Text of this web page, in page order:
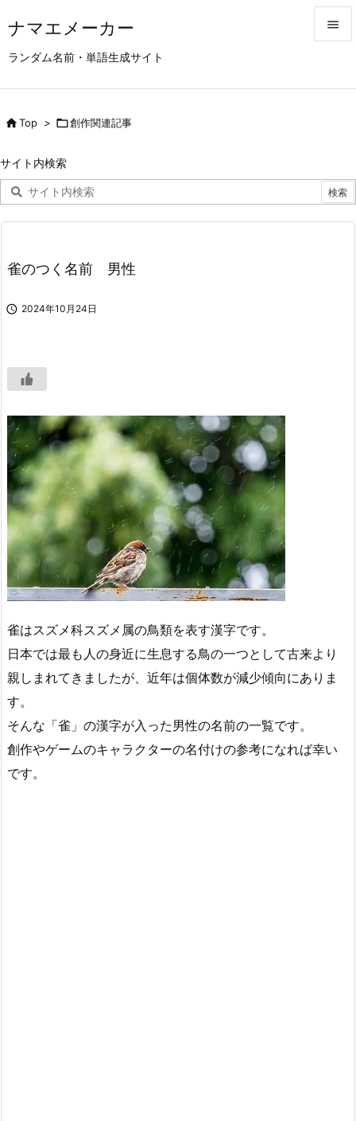
ナマエメーカー
ランダム名前・単語生成サイト


次へ

Top > 創作関連記事
サイト内検索
雀のつく名前 男性
 2024年10月24日
雀はスズメ科スズメ属の鳥類を表す漢字です。
日本では最も人の身近に生息する鳥の一つとして古来より
親しまれてきましたが、近年は個体数が減少傾向にありま
す。
そんな「雀」の漢字が入った男性の名前の一覧です。
創作やゲームのキャラクターの名付けの参考になれば幸い
です。